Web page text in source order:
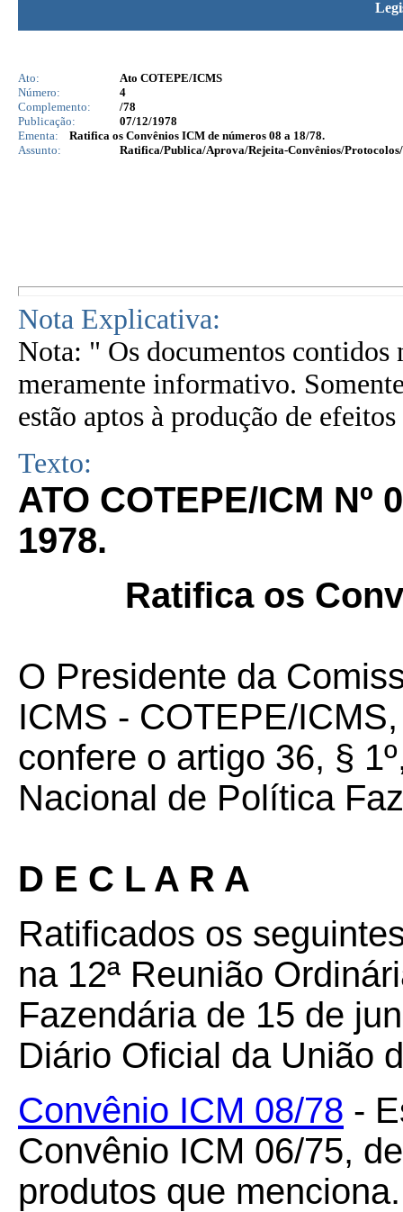
Ato:
Ato COTEPE/ICMS
Número:
4
Complemento:
/78
Publicação:
07/12/1978
Ementa:
Ratifica os Convênios ICM de números 08 a 18/78.
Assunto:
Ratifica/Publica/Aprova/Rejeita-Convênios/
Nota Explicativa:
Nota: " Os documentos contidos
meramente informativo.
estão aptos à produção de
Texto:
ATO COTEPE/ICM Nº
1978.
Ratifica os
O Presidente da
ICMS - COTEPE/
confere o artigo 36, §
Nacional de Política
D E C L A R A
Ratificados os
na 12ª Reunião
Fazendária de 15 de
Diário Oficial da União
Convênio ICM 08/78 -
Convênio ICM 06/75,
produtos que menciona.